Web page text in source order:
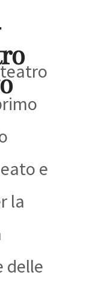
e
la
delle